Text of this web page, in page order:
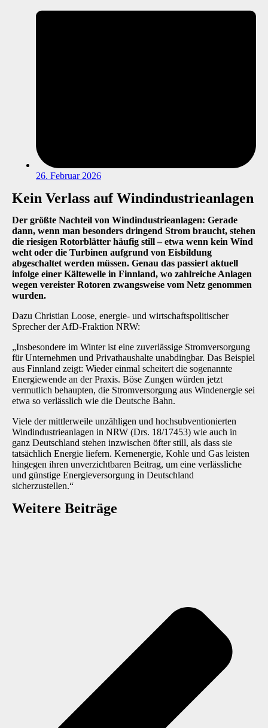
26. Februar 2026
Kein Verlass auf Windindustrieanlagen
Der größte Nachteil von Windindustrieanlagen: Gerade
dann, wenn man besonders dringend Strom braucht, stehen
die riesigen Rotorblätter häufig still – etwa wenn kein Wind
weht oder die Turbinen aufgrund von Eisbildung
abgeschaltet werden müssen. Genau das passiert aktuell
infolge einer Kältewelle in Finnland, wo zahlreiche Anlagen
wegen vereister Rotoren zwangsweise vom Netz genommen
wurden.
Dazu Christian Loose, energie- und wirtschaftspolitischer
Sprecher der AfD-Fraktion NRW:
„Insbesondere im Winter ist eine zuverlässige Stromversorgung
für Unternehmen und Privathaushalte unabdingbar. Das Beispiel
aus Finnland zeigt: Wieder einmal scheitert die sogenannte
Energiewende an der Praxis. Böse Zungen würden jetzt
vermutlich behaupten, die Stromversorgung aus Windenergie sei
etwa so verlässlich wie die Deutsche Bahn.
Viele der mittlerweile unzähligen und hochsubventionierten
Windindustrieanlagen in NRW (Drs. 18/17453) wie auch in
ganz Deutschland stehen inzwischen öfter still, als dass sie
tatsächlich Energie liefern. Kernenergie, Kohle und Gas leisten
hingegen ihren unverzichtbaren Beitrag, um eine verlässliche
und günstige Energieversorgung in Deutschland
sicherzustellen.“
Weitere Beiträge